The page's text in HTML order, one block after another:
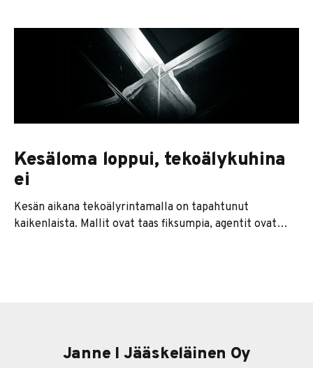
Kesäloma loppui, tekoälykuhina
ei
Kesän aikana tekoälyrintamalla on tapahtunut
kaikenlaista. Mallit ovat taas fiksumpia, agentit ovat
Janne I Jääskeläinen Oy